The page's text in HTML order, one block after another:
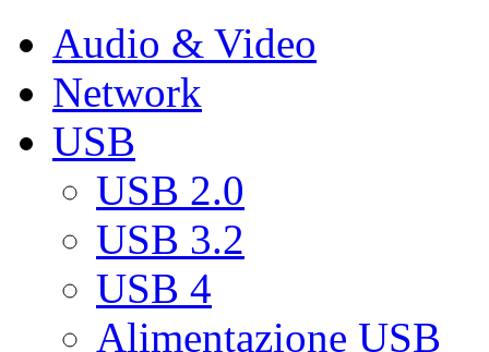
Audio & Video
Network
USB
USB 2.0
USB 3.2
USB 4
Alimentazione USB